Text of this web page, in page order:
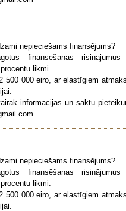
nepieciešams finansējums?
finansēšanas
likmi.
500 000 eiro, ar elastīgiem
informācijas un sāktu
nepieciešams finansējums?
finansēšanas
likmi.
500 000 eiro, ar elastīgiem